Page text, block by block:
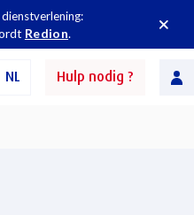
Redion.
NL Hulp nodig ?